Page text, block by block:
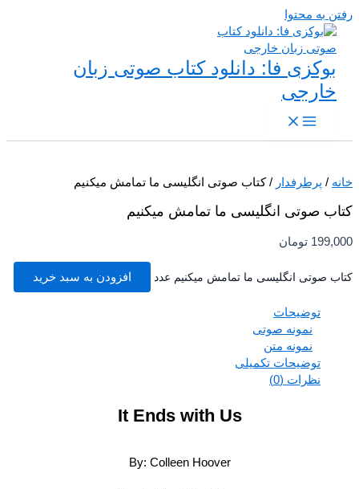
به محتوا
بوکزی فا: دانلود کتاب صوتی زبان
خارجی
/پرطرفدار / کتاب صوتی انگلیسی ما تمامش میکنیم
صوتی انگلیسی ما تمامش میکنیم
تومان
صوتی انگلیسی ما تمامش میکنیم عدد افزودن به سبد خرید
توضیحات
نمونه صوتی
نمونه متن
توضیحات تکمیلی
نظرات (0)
It Ends with Us
By: Colleen Hoover